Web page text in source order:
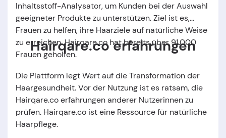
Inhaltsstoff-Analysator, um Kunden bei der Auswahl
geeigneter Produkte zu unterstützen. Ziel ist es,
Frauen zu helfen, ihre Haarziele auf natürliche Weise
zu erreichen. Hairqare.co hat bereits über 91.000
Frauen geholfen.
Hairqare.co erfahrungen
Die Plattform legt Wert auf die Transformation der
Haargesundheit. Vor der Nutzung ist es ratsam, die
Hairqare.co erfahrungen anderer Nutzerinnen zu
prüfen. Hairqare.co ist eine Ressource für natürliche
Haarpflege.